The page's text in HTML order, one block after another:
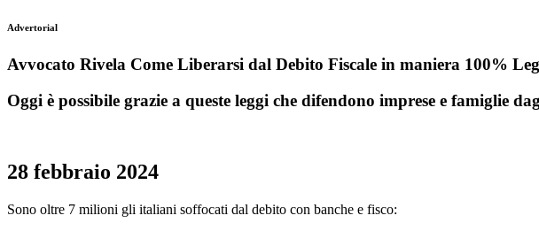
Advertorial
Avvocato Rivela Come Liberarsi dal Debito Fiscale in maniera 100%
Oggi è possibile grazie a queste leggi che difendono imprese e famiglie
28 febbraio 2024
Sono oltre 7 milioni gli italiani soffocati dal debito con banche e fisco: